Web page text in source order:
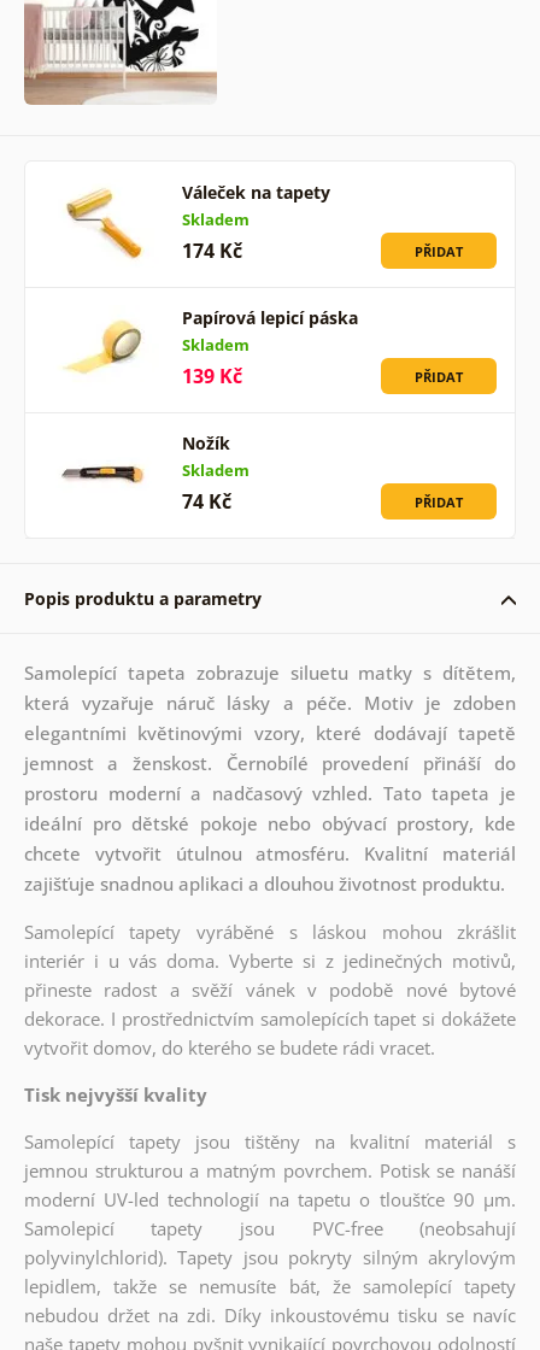
Váleček na tapety
Skladem
174 Kč PŘIDAT
Papírová lepicí páska
Skladem
139 Kč PŘIDAT
Nožík
Skladem
74 Kč PŘIDAT
Popis produktu a parametry
Samolepící tapeta zobrazuje siluetu matky s dítětem,
která vyzařuje náruč lásky a péče. Motiv je zdoben
elegantními květinovými vzory, které dodávají tapetě
jemnost a ženskost. Černobílé provedení přináší do
prostoru moderní a nadčasový vzhled. Tato tapeta je
ideální pro dětské pokoje nebo obývací prostory, kde
chcete vytvořit útulnou atmosféru. Kvalitní materiál
zajišťuje snadnou aplikaci a dlouhou životnost produktu.
Samolepící tapety vyráběné s láskou mohou zkrášlit
interiér i u vás doma. Vyberte si z jedinečných motivů,
přineste radost a svěží vánek v podobě nové bytové
dekorace. I prostřednictvím samolepících tapet si dokážete
vytvořit domov, do kterého se budete rádi vracet.
Tisk nejvyšší kvality
Samolepící tapety jsou tištěny na kvalitní materiál s
jemnou strukturou a matným povrchem. Potisk se nanáší
moderní UV-led technologií na tapetu o tloušťce 90 µm.
Samolepicí tapety jsou PVC-free (neobsahují
polyvinylchlorid). Tapety jsou pokryty silným akrylovým
lepidlem, takže se nemusíte bát, že samolepící tapety
nebudou držet na zdi. Díky inkoustovému tisku se navíc
naše tapety mohou pyšnit vynikající povrchovou odolností